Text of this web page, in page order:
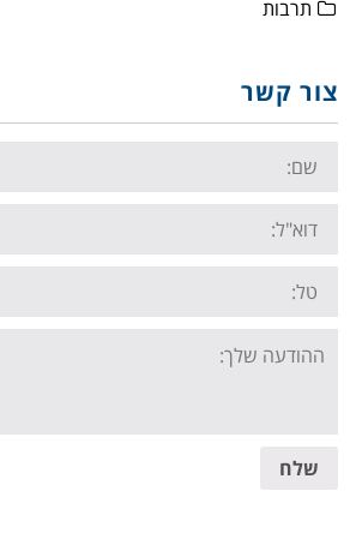
תרבות
צור קשר
Name:
Email:
Tel:
Your
message:
שלח